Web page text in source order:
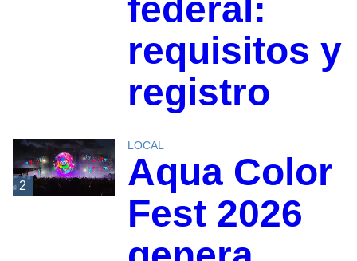
federal:
requisitos y
registro
2
LOCAL
Aqua Color
Fest 2026